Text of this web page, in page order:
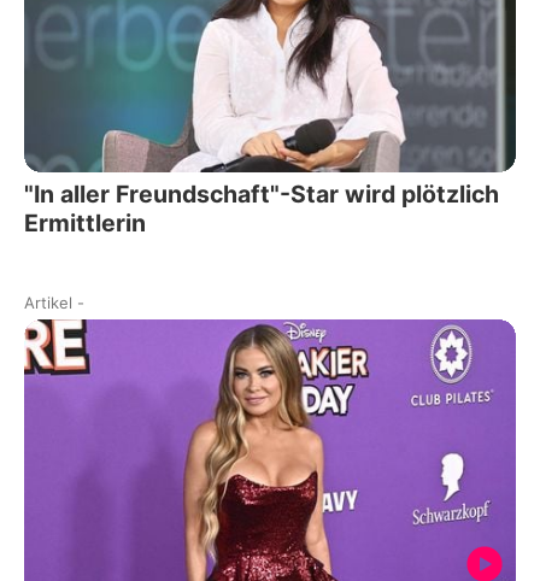
"In aller Freundschaft"-Star wird plötzlich
Ermittlerin
Artikel -